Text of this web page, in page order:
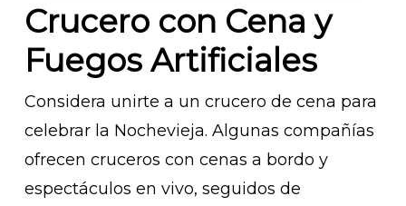
Crucero con Cena y
Fuegos Artificiales
Considera unirte a un crucero de cena para
celebrar la Nochevieja. Algunas compañías
ofrecen cruceros con cenas a bordo y
espectáculos en vivo, seguidos de